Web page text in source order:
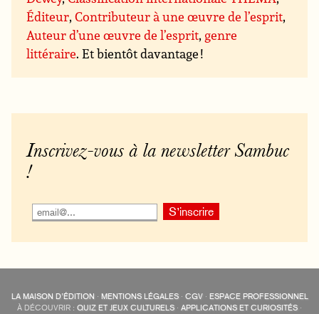
Éditeur,Contributeur à une œuvre de l’esprit,
Auteur d’une œuvre de l’esprit, genre
littéraire. Et bientôt davantage !
Inscrivez-vous à la newsletter Sambuc
!
LA MAISON D’ÉDITION · MENTIONS LÉGALES· CGV· ESPACE PROFESSIONNEL
À DÉCOUVRIR : QUIZ ET JEUX CULTURELS · APPLICATIONS ET CURIOSITÉS ·